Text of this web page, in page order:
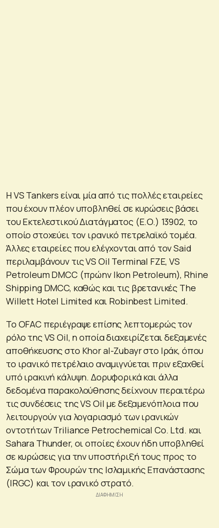
Η VS Tankers είναι μία από τις πολλές εταιρείες
που έχουν πλέον υποβληθεί σε κυρώσεις βάσει
του Εκτελεστικού Διατάγματος (E.O.) 13902, το
οποίο στοχεύει τον ιρανικό πετρελαϊκό τομέα.
Άλλες εταιρείες που ελέγχονται από τον Said
περιλαμβάνουν τις VS Oil Terminal FZE, VS
Petroleum DMCC (πρώην Ikon Petroleum), Rhine
Shipping DMCC, καθώς και τις βρετανικές The
Willett Hotel Limited και Robinbest Limited.
Το OFAC περιέγραψε επίσης λεπτομερώς τον
ρόλο της VS Oil, η οποία διαχειρίζεται δεξαμενές
αποθήκευσης στο Khor al-Zubayr στο Ιράκ, όπου
το ιρανικό πετρέλαιο αναμιγνύεται πριν εξαχθεί
υπό ιρακινή κάλυψη. Δορυφορικά και άλλα
δεδομένα παρακολούθησης δείχνουν περαιτέρω
τις συνδέσεις της VS Oil με δεξαμενόπλοια που
λειτουργούν για λογαριασμό των ιρανικών
οντοτήτων Triliance Petrochemical Co. Ltd. και
Sahara Thunder, οι οποίες έχουν ήδη υποβληθεί
σε κυρώσεις για την υποστήριξή τους προς το
Σώμα των Φρουρών της Ισλαμικής Επανάστασης
(IRGC) και τον ιρανικό στρατό.